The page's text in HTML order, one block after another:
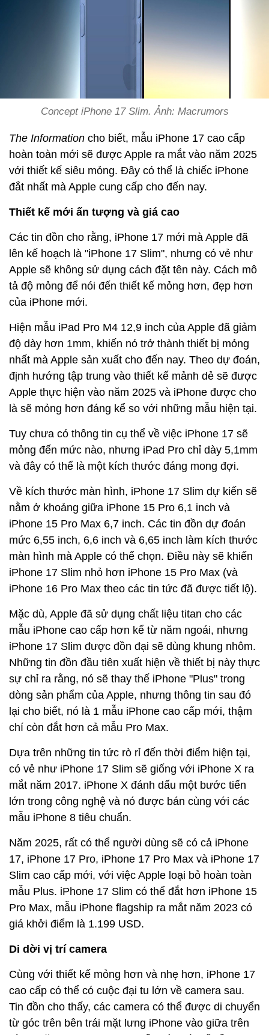
Concept iPhone 17 Slim. Ảnh: Macrumors
The Information cho biết, mẫu iPhone 17 cao cấp
hoàn toàn mới sẽ được Apple ra mắt vào năm 2025
với thiết kế siêu mỏng. Đây có thể là chiếc ‌iPhone‌
đắt nhất mà Apple cung cấp cho đến nay.
Thiết kế mới ấn tượng và giá cao
Các tin đồn cho rằng, iPhone 17 mới mà Apple đã
lên kế hoạch là "iPhone 17 Slim", nhưng có vẻ như
Apple sẽ không sử dụng cách đặt tên này. Cách mô
tả độ mỏng để nói đến thiết kế mỏng hơn, đẹp hơn
của iPhone mới.
Hiện mẫu iPad Pro M4 12,9 inch của Apple đã giảm
độ dày hơn 1mm, khiến nó trở thành thiết bị mỏng
nhất mà Apple sản xuất cho đến nay. Theo dự đoán,
định hướng tập trung vào thiết kế mảnh dẻ sẽ được
Apple thực hiện vào năm 2025 và iPhone được cho
là sẽ mỏng hơn đáng kể so với những mẫu hiện tại.
Tuy chưa có thông tin cụ thể về việc iPhone 17 sẽ
mỏng đến mức nào, nhưng iPad Pro chỉ dày 5,1mm
và đây có thể là một kích thước đáng mong đợi.
Về kích thước màn hình, iPhone 17 Slim dự kiến ​​sẽ
nằm ở khoảng giữa iPhone 15 Pro 6,1 inch và
iPhone 15 Pro Max 6,7 inch. Các tin đồn dự đoán
mức 6,55 inch, 6,6 inch và 6,65 inch làm kích thước
màn hình mà Apple có thể chọn. Điều này sẽ khiến
iPhone 17 Slim nhỏ hơn iPhone 15 Pro Max (và
iPhone 16 Pro Max theo các tin tức đã được tiết lộ).
Mặc dù, Apple đã sử dụng chất liệu titan cho các
mẫu iPhone cao cấp hơn kể từ năm ngoái, nhưng
iPhone 17 Slim được đồn đại sẽ dùng khung nhôm.
Những tin đồn đầu tiên xuất hiện về thiết bị này thực
sự chỉ ra rằng, nó sẽ thay thế ‌iPhone "Plus" trong
dòng sản phẩm của Apple, nhưng thông tin sau đó
lại cho biết, nó là 1 mẫu iPhone cao cấp mới, thậm
chí còn đắt hơn cả mẫu Pro Max.
Dựa trên những tin tức rò rỉ đến thời điểm hiện tại,
có vẻ như iPhone 17 Slim sẽ giống với iPhone X ra
mắt năm 2017. iPhone‌ X đánh dấu một bước tiến
lớn trong công nghệ và nó được bán cùng với các
mẫu iPhone 8 tiêu chuẩn.
Năm 2025, rất có thể người dùng sẽ có cả iPhone
17, iPhone 17 Pro, iPhone 17 Pro Max và iPhone 17
Slim cao cấp mới, với việc Apple loại bỏ hoàn toàn
mẫu Plus. iPhone 17 Slim có thể đắt hơn iPhone 15
Pro Max, mẫu iPhone flagship ra mắt năm 2023 có
giá khởi điểm là 1.199 USD.
Di dời vị trí camera
Cùng với thiết kế mỏng hơn và nhẹ hơn, iPhone 17
cao cấp có thể có cuộc đại tu lớn về camera sau.
Tin đồn cho thấy, các camera có thể được di chuyển
từ góc trên bên trái mặt lưng iPhone vào giữa trên